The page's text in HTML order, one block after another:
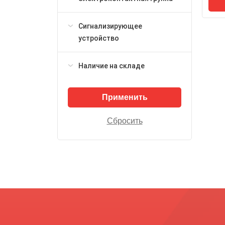
Сигнализирующее
устройство
Наличие на складе
1,5